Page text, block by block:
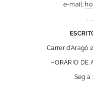
e-mail:
Carrer d'Aragó
HORÁRIO DE
Seg a